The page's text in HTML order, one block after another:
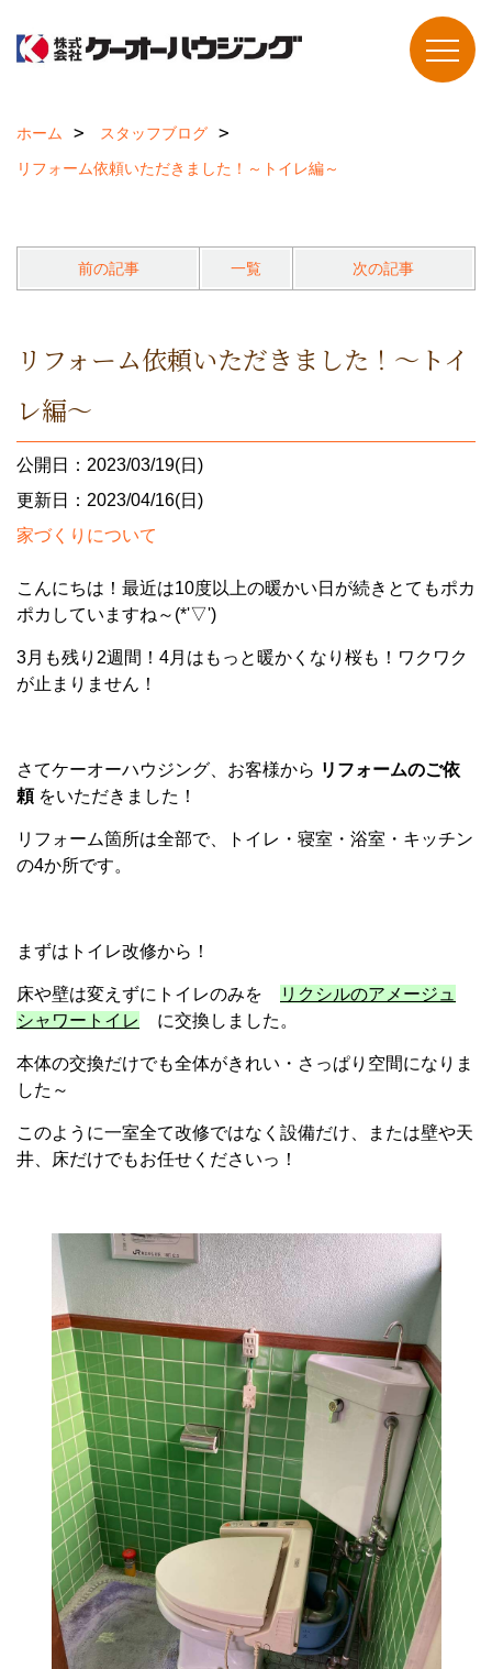
ホーム
スタッフブログ
リフォーム依頼いただきました！～トイレ編～
前の記事 一覧 次の記事
リフォーム依頼いただきました！～トイ
レ編～
公開日：2023/03/19(日)
更新日：2023/04/16(日)
家づくりについて
こんにちは！最近は10度以上の暖かい日が続きとてもポカ
ポカしていますね～(*'▽')
3月も残り2週間！4月はもっと暖かくなり桜も！ワクワク
が止まりません！
さてケーオーハウジング、お客様から リフォームのご依
頼 をいただきました！
リフォーム箇所は全部で、トイレ・寝室・浴室・キッチン
の4か所です。
まずはトイレ改修から！
床や壁は変えずにトイレのみを
リクシルのアメージュ
シャワートイレ
に交換しました。
本体の交換だけでも全体がきれい・さっぱり空間になりま
した～
このように一室全て改修ではなく設備だけ、または壁や天
井、床だけでもお任せくださいっ！